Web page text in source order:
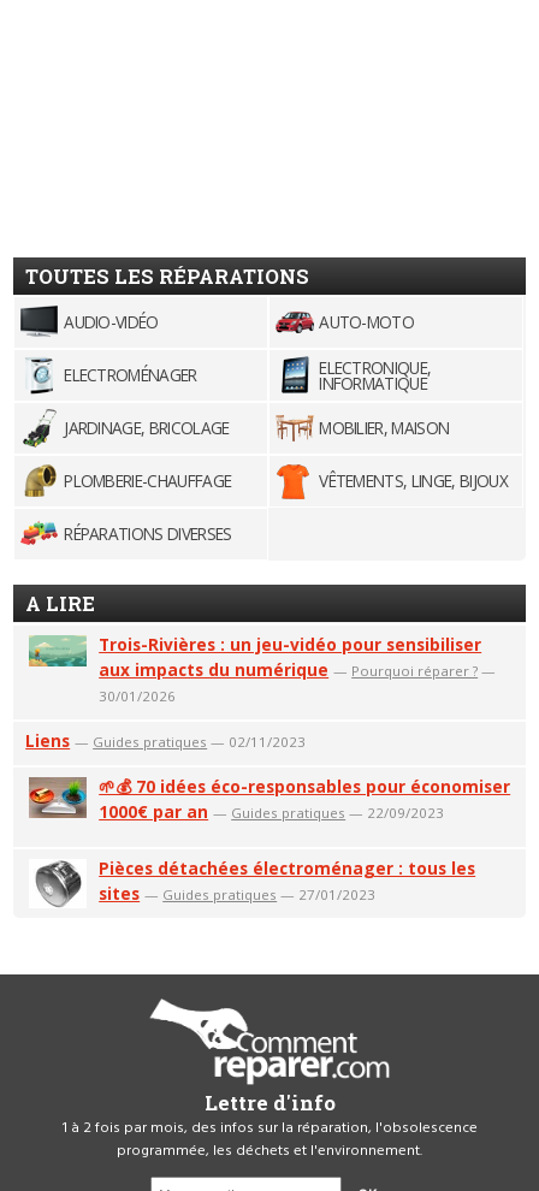
TOUTES LES RÉPARATIONS
AUDIO-VIDÉO AUTO-MOTO
ELECTROMÉNAGER ELECTRONIQUE,
INFORMATIQUE
JARDINAGE, BRICOLAGE
MOBILIER, MAISON
PLOMBERIE-CHAUFFAGE VÊTEMENTS, LINGE, BIJOUX
RÉPARATIONS DIVERSES
A LIRE
Trois-Rivières : un jeu-vidéo pour sensibiliser
aux impacts du numérique — Pourquoi réparer ? —
30/01/2026
Liens — Guides pratiques — 02/11/2023
🌱💰 70 idées éco-responsables pour économiser
1000€ par an — Guides pratiques — 22/09/2023
Pièces détachées électroménager : tous les
sites — Guides pratiques — 27/01/2023
Lettre d'info
1 à 2 fois par mois, des infos sur la réparation, l'obsolescence
programmée, les déchets et l'environnement.